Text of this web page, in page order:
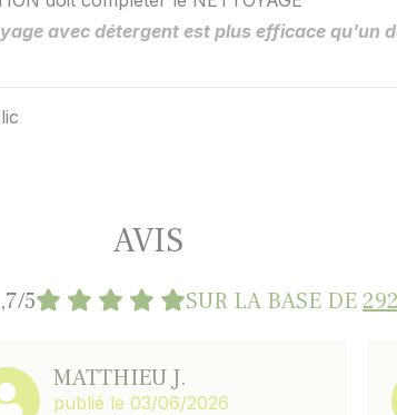
avec détergent est plus efficace qu'un
AVIS
5 SUR LA BASE DE
MATTHIEU J.
publié le 03/06/2026